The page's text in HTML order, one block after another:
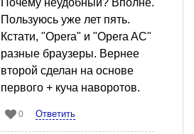
Почему неудобный? Вполне.
Пользуюсь уже лет пять.
Кстати, "Opera" и "Opera AC"
разные браузеры. Вернее
второй сделан на основе
первого + куча наворотов.
0 Ответить